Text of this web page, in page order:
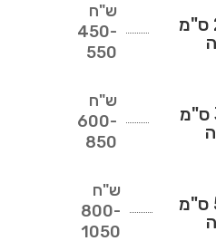
גיזום עץ של 200 ס"מ
ש"ח
450-
550
גיזום עץ של 350 ס"מ
ש"ח
600-
850
גיזום עץ של 500 ס"מ
ש"ח
800-
1050